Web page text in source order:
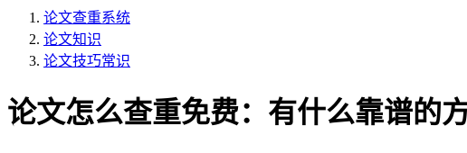
论文查重系统
论文知识
论文技巧常识
论文怎么查重免费：有什么靠谱的